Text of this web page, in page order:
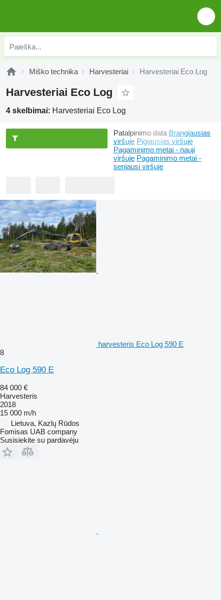
Miško technika Harvesteriai Harvesteriai Eco Log
Harvesteriai Eco Log
4 skelbimai: Harvesteriai Eco Log
Patalpinimo data Brangiausias
viršuje Pigiausias viršuje
Pagaminimo metai - nauji
viršuje Pagaminimo metai -
seniausi viršuje
harvesteris Eco Log 590 E
8
Eco Log 590 E
84 000 €
Harvesteris
2018
15 000 m/h
Lietuva, Kazlų Rūdos
Fomisas UAB company
Susisiekite su pardavėju